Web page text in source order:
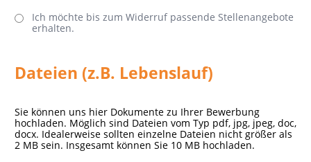
Ich möchte bis zum Widerruf passende Stellenangebote
erhalten.
Dateien (z.B. Lebenslauf)
Sie können uns hier Dokumente zu Ihrer Bewerbung
hochladen. Möglich sind Dateien vom Typ pdf, jpg, jpeg, doc,
docx. Idealerweise sollten einzelne Dateien nicht größer als
2 MB sein. Insgesamt können Sie 10 MB hochladen.